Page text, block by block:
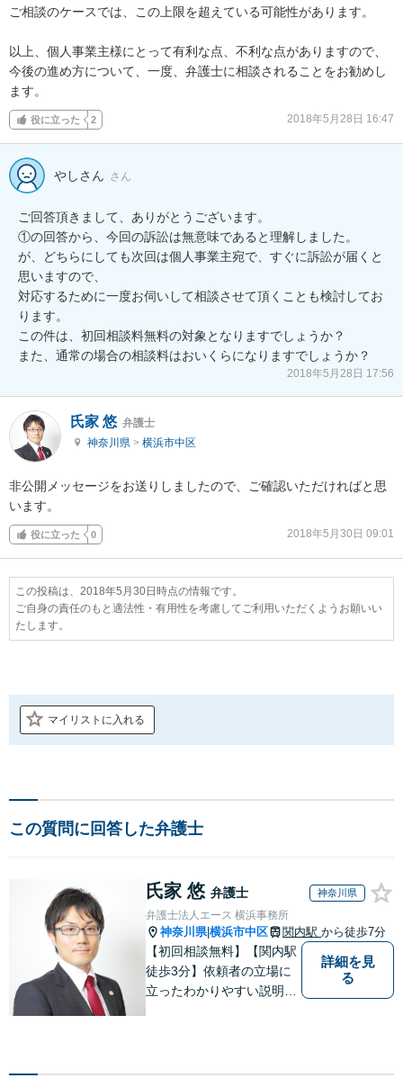
ご相談のケースでは、この上限を超えている可能性があります。
以上、個人事業主様にとって有利な点、不利な点がありますので、
今後の進め方について、一度、弁護士に相談されることをお勧めし
ます。
役に立った 2 2018年5月28日 16:47
やしさん さん
ご回答頂きまして、ありがとうございます。
①の回答から、今回の訴訟は無意味であると理解しました。
が、どちらにしても次回は個人事業主宛で、すぐに訴訟が届くと
思いますので、
対応するために一度お伺いして相談させて頂くことも検討してお
ります。
この件は、初回相談料無料の対象となりますでしょうか？
また、通常の場合の相談料はおいくらになりますでしょうか？
2018年5月28日 17:56
氏家 悠 弁護士
神奈川県 > 横浜市中区
非公開メッセージをお送りしましたので、ご確認いただければと思
います。
役に立った 0 2018年5月30日 09:01
この投稿は、2018年5月30日時点の情報です。
ご自身の責任のもと適法性・有用性を考慮してご利用いただくようお願いい
たします。
マイリストに入れる
この質問に回答した弁護士
氏家 悠 弁護士 神奈川県
弁護士法人エース 横浜事務所
神奈川県|横浜市中区 関内駅 から徒歩7分
【初回相談無料】【関内駅
徒歩3分】依頼者の立場に
立ったわかりやすい説明
詳細を見
る